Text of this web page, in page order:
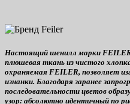
Настоящий шенилл марки
плюшевая ткань из чистого
охраняемая FEILER, позволяет
изнанки. Благодаря заранее
последовательности цветов
узор: абсолютно идентичный по